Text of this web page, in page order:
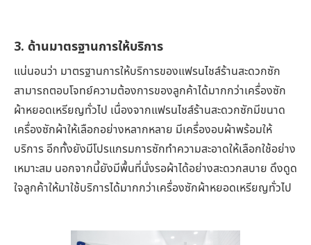
3. ด้านมาตรฐานการให้บริการ
แน่นอนว่า มาตรฐานการให้บริการของแฟรนไชส์ร้านสะดวกซัก
สามารถตอบโจทย์ความต้องการของลูกค้าได้มากกว่าเครื่องซัก
ผ้าหยอดเหรียญทั่วไป เนื่องจากแฟรนไชส์ร้านสะดวกซักมีขนาด
เครื่องซักผ้าให้เลือกอย่างหลากหลาย มีเครื่องอบผ้าพร้อมให้
บริการ อีกทั้งยังมีโปรแกรมการซักทำความสะอาดให้เลือกใช้อย่าง
เหมาะสม นอกจากนี้ยังมีพื้นที่นั่งรอผ้าได้อย่างสะดวกสบาย ดึงดูด
ใจลูกค้าให้มาใช้บริการได้มากกว่าเครื่องซักผ้าหยอดเหรียญทั่วไป